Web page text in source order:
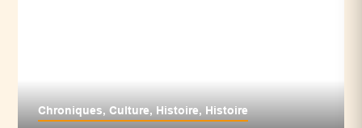
Chroniques,Culture, Histoire, Histoire